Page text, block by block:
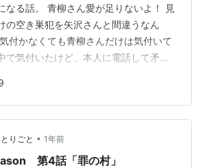
なる話。 青柳さん愛が足りないよ！ 見
の空き巣犯を矢沢さんと間違うなん
付かなくても青柳さんだけは気付いて
で気付いたけど、本人に電話して矛盾
抜けなかったということなんだよな
沢そっくりさんが殺人犯だったとはビ
そそっかしい空き巣犯なだけかと思っ
ても流されすぎじゃない？ 最初に声を
人違いですと言えばすんだ話なのに…
りごと • 1年前
第4話「罪の村」